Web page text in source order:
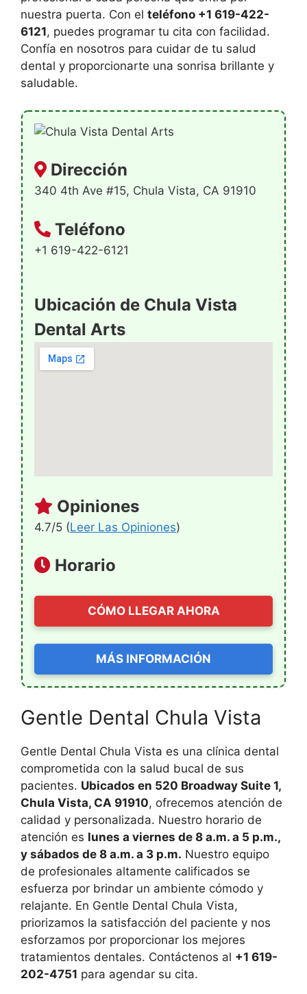
nuestra puerta. Con el teléfono +1 619-422-
6121, puedes programar tu cita con facilidad.
Confía en nosotros para cuidar de tu salud
dental y proporcionarte una sonrisa brillante y
saludable.
Dirección
340 4th Ave #15, Chula Vista, CA 91910
Teléfono
+1 619-422-6121
Ubicación de Chula Vista
Dental Arts
Opiniones
4.7/5 (Leer Las Opiniones)
Horario
CÓMO LLEGAR AHORA
MÁS INFORMACIÓN
Gentle Dental Chula Vista
Gentle Dental Chula Vista es una clínica dental
comprometida con la salud bucal de sus
pacientes. Ubicados en 520 Broadway Suite 1,
Chula Vista, CA 91910, ofrecemos atención de
calidad y personalizada. Nuestro horario de
atención es lunes a viernes de 8 a.m. a 5 p.m.,
y sábados de 8 a.m. a 3 p.m. Nuestro equipo
de profesionales altamente calificados se
esfuerza por brindar un ambiente cómodo y
relajante. En Gentle Dental Chula Vista,
priorizamos la satisfacción del paciente y nos
esforzamos por proporcionar los mejores
tratamientos dentales. Contáctenos al +1 619-
202-4751 para agendar su cita.